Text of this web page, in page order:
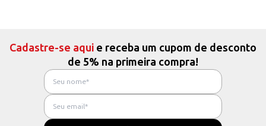
Cadastre-se aqui e receba um cupom de desconto
de 5% na primeira compra!